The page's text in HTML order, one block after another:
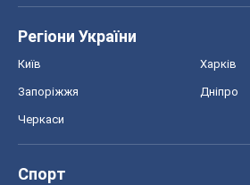
Регіони України
Київ Харків
Запоріжжя Дніпро
Черкаси
Спорт